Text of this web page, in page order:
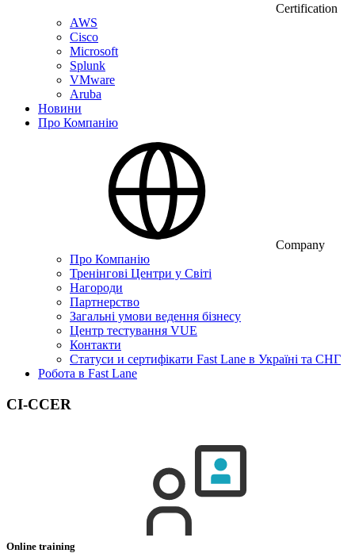
Certification
AWS
Cisco
Microsoft
Splunk
VMware
Aruba
Новини
Про Компанію
Company
Про Компанію
Тренінгові Центри у Світі
Нагороди
Партнерство
Загальні умови ведення бізнесу
Центр тестування VUE
Контакти
Статуси и сертифікати Fast Lane в Україні та СНГ
Робота в Fast Lane
CI-CCER
Online training